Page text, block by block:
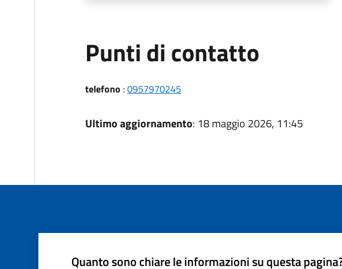
Punti di contatto
telefono :0957970245
Ultimo aggiornamento: 18 maggio 2026, 11:45
Quanto sono chiare le informazioni su questa